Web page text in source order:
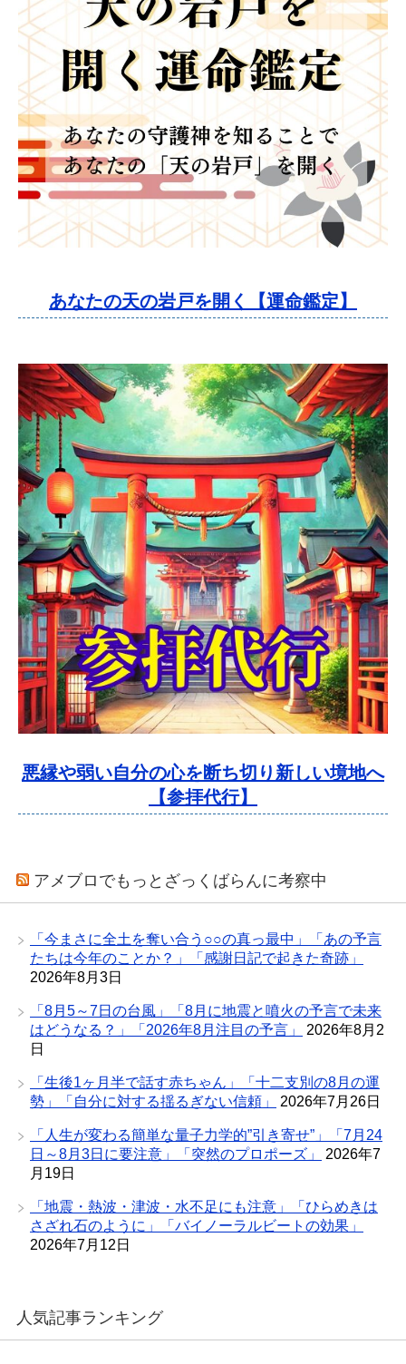
あなたの天の岩戸を開く【運命鑑定】
悪縁や弱い自分の心を断ち切り新しい境地へ
【参拝代行】
アメブロでもっとざっくばらんに考察中
「今まさに全土を奪い合う○○の真っ最中」「あの予言
たちは今年のことか？」「感謝日記で起きた奇跡」
2026年8月3日
「8月5～7日の台風」「8月に地震と噴火の予言で未来
はどうなる？」「2026年8月注目の予言」
2026年8月2
日
「生後1ヶ月半で話す赤ちゃん」「十二支別の8月の運
勢」「自分に対する揺るぎない信頼」
2026年7月26日
「人生が変わる簡単な量子力学的”引き寄せ”」「7月24
日～8月3日に要注意」「突然のプロポーズ」
2026年7
月19日
「地震・熱波・津波・水不足にも注意」「ひらめきは
さざれ石のように」「バイノーラルビートの効果」
2026年7月12日
人気記事ランキング